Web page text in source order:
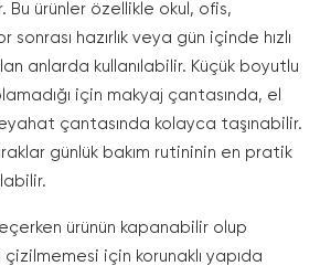
ürünler özellikle okul, ofis,
hazırlık veya gün içinde hızlı
anlarda kullanılabilir. Küçük boyutlu
için makyaj çantasında, el
çantasında kolayca taşınabilir.
günlük bakım rutininin en pratik
ürünün kapanabilir olup
çizilmemesi için korunaklı yapıda